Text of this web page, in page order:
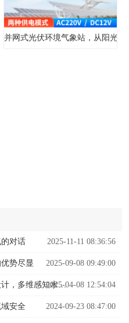
并网式光伏环境气象站，从阳光
对话 2025-11-11 08:36:56
势尽显 2025-09-08 09:49:00
水位雨量流速流量监测站：硬核设计，多维感知水文变化
2025-04-08 12:54:04
安全 2024-09-23 08:47:00